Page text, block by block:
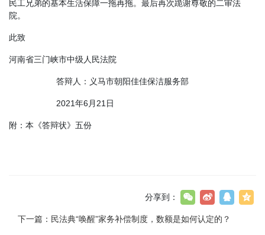
民工兄弟的基本生活保障一拖再拖。最后再次跪谢尊敬的二审法
院。
此致
河南省三门峡市中级人民法院
答辩人：义马市朝阳佳佳保洁服务部
2021年6月21日
附：本《答辩状》五份
分享到：
下一篇： 民法典“唤醒”家务补偿制度，数额是如何认定的？